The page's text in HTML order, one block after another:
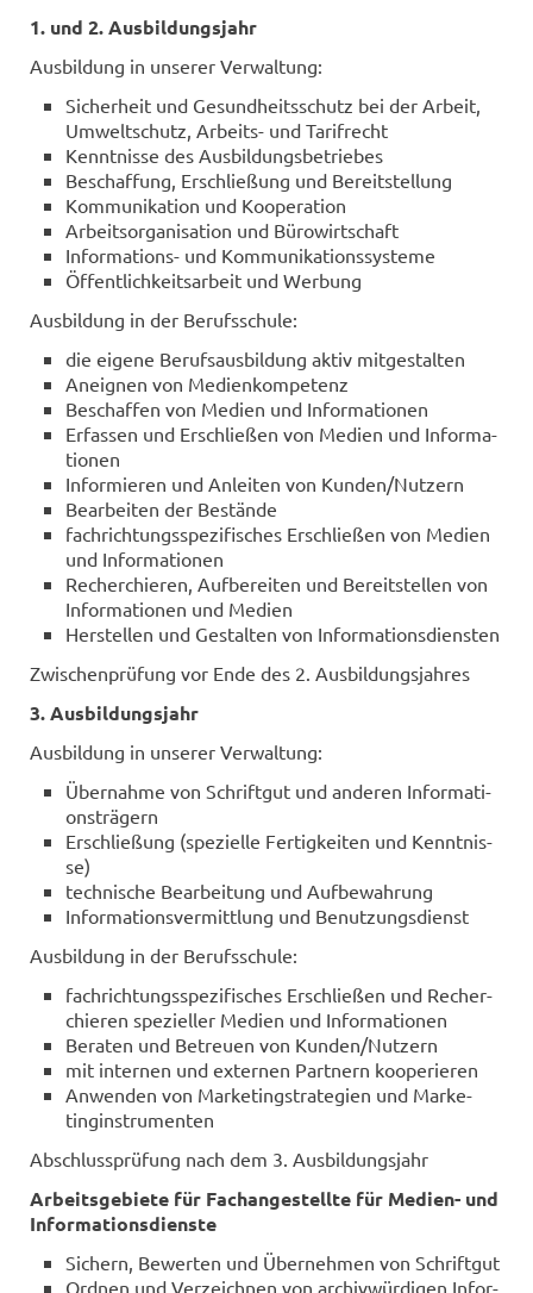
1. und 2. Aus­bil­dungs­jahr
Aus­bil­dung in un­se­rer Ver­wal­tung:
Si­cher­heit und Ge­sund­heits­schutz bei der Ar­beit,
Um­welt­schutz, Arbeits-​ und Ta­rif­recht
Kennt­nis­se des Aus­bil­dungs­be­trie­bes
Be­schaf­fung, Er­schlie­ßung und Be­reit­stel­lung
Kom­mu­ni­ka­ti­on und Ko­ope­ra­ti­on
Ar­beits­or­ga­ni­sa­ti­on und Bü­ro­wirt­schaft
Informations-​ und Kom­mu­ni­ka­ti­ons­sys­te­me
Öf­fent­lich­keits­ar­beit und Wer­bung
Aus­bil­dung in der Be­rufs­schu­le:
die ei­ge­ne Be­rufs­aus­bil­dung aktiv mit­ge­stal­ten
An­eig­nen von Me­di­en­kom­pe­tenz
Be­schaf­fen von Me­di­en und In­for­ma­tio­nen
Er­fas­sen und Er­schlie­ßen von Me­di­en und In­for­ma­
tio­nen
In­for­mie­ren und An­lei­ten von Kun­den/Nut­zern
Be­ar­bei­ten der Be­stän­de
fach­rich­tungs­spe­zi­fi­sches Er­schlie­ßen von Me­di­en
und In­for­ma­tio­nen
Re­cher­chie­ren, Auf­be­rei­ten und Be­reit­stel­len von
In­for­ma­tio­nen und Me­di­en
Her­stel­len und Ge­stal­ten von In­for­ma­ti­ons­diens­ten
Zwi­schen­prü­fung vor Ende des 2. Aus­bil­dungs­jah­res
3. Aus­bil­dungs­jahr
Aus­bil­dung in un­se­rer Ver­wal­tung:
Über­nah­me von Schrift­gut und an­de­ren In­for­ma­ti­
ons­trä­gern
Er­schlie­ßung (spe­zi­el­le Fer­tig­kei­ten und Kennt­nis­
se)
tech­ni­sche Be­ar­bei­tung und Auf­be­wah­rung
In­for­ma­ti­ons­ver­mitt­lung und Be­nut­zungs­dienst
Aus­bil­dung in der Be­rufs­schu­le:
fach­rich­tungs­spe­zi­fi­sches Er­schlie­ßen und Re­cher­
chie­ren spe­zi­el­ler Me­di­en und In­for­ma­tio­nen
Be­ra­ten und Be­treu­en von Kun­den/Nut­zern
mit in­ter­nen und ex­ter­nen Part­nern ko­ope­rie­ren
An­wen­den von Mar­ke­ting­stra­te­gien und Mar­ke­
ting­in­stru­men­ten
Ab­schluss­prü­fung nach dem 3. Aus­bil­dungs­jahr
Ar­beits­ge­bie­te für Fach­an­ge­stell­te für Medien-​ und
In­for­ma­ti­ons­diens­te
Si­chern, Be­wer­ten und Über­neh­men von Schrift­gut
Ord­nen und Ver­zeich­nen von ar­chiv­wür­di­gen In­for­